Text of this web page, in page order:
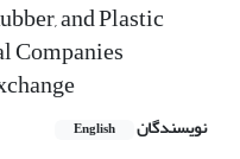
and Plastic
Companies
نویسندگان English